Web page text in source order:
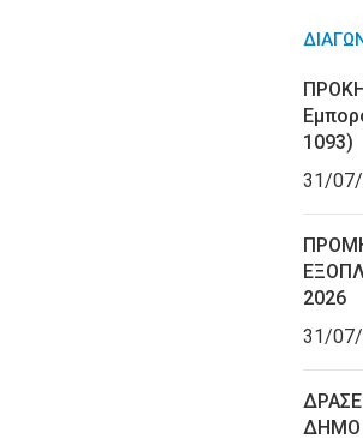
1093)
31/
2026
31/
ΔΗΜΟ